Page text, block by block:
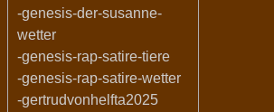
-genesis-der-susanne-
wetter
-genesis-rap-satire-tiere
-genesis-rap-satire-wetter
-gertrudvonhelfta2025